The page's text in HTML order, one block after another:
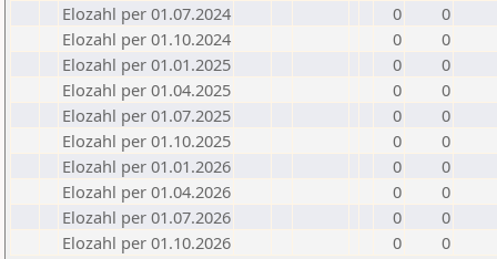
Elozahl per 01.07.2024
0
0
Elozahl per 01.10.2024
0
0
Elozahl per 01.01.2025
0
0
Elozahl per 01.04.2025
0
0
Elozahl per 01.07.2025
0
0
Elozahl per 01.10.2025
0
0
Elozahl per 01.01.2026
0
0
Elozahl per 01.04.2026
0
0
Elozahl per 01.07.2026
0
0
Elozahl per 01.10.2026
0 0